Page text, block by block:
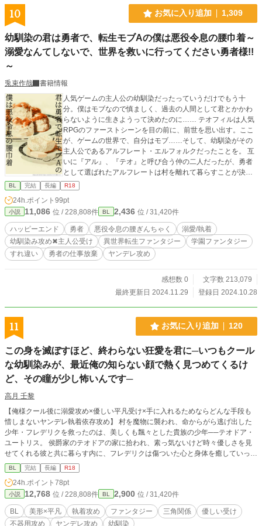
10 お気に入り追加 1,309
幼馴染の君は勇者で、転生モブAの僕は悪役令息の腰巾着～
溺愛なんてしないで、世界を救いに行ってください勇者様!!
～
兎束作哉
書籍情報
人気ゲームの主人公の幼馴染だったっていうだけでもう十
分。僕はモブなので慎ましく、過去の人間として君とかかわ
らないように生きようって決めたのに…… テオフィルは人気
RPGのファーストシーンを目の前に、前世を思い出す。ここ
が、ゲームの世界で、自分はモブ……そして、幼馴染がその
主人公であるアルフレート・エルフォルクだったことを。 互
いに『アル』、『テオ』と呼び合う仲の二人だったが、勇者
として選ばれたアルフレートは村を離れて暮らすことが決ま
る。ずっと一緒にいられると思っていたのに、そんな思いも
むなしくアルフレートに「迎えに行くから、待っていて」と
約束され別れを告げられたテオフィル。 その数年後、テオフ
ィルは魔法の才能があると発覚し伯爵家の養子になるが、弟
が生まれ自分の存在理由を見失ってしまう。そんな中、勇者
となり公爵家の養子になったアルフレートを夜会で見かけ
る。しかし、別世界の人間になってしまったアルフレートに
話しかけることはできずにいた。 そのまた数年が経ち、テオ
う旅に出てるんじゃなかったの!? 旅に出ているはずのアルフ
レートは、なぜか編入生として学園へ。しかも、ほとんど世
界の危機をどうにかした……というようなことを言う。 おか
しい。だって、アルフレートは、この学園に編入してくるは
の勇者は執着心バリバリの爽やかヤンデレになっていて―
―!? ※幼少期から、数年ほどを書いてから、学園生活に入り
ます（結構時間が、ポンポン飛びます） ※18歳で成人を迎え
る世界のお話です。一章終盤には、メインキャラは18歳を超
BL 完結 長編 R18
24h.ポイント 99pt
小説 11,086 位 / 228,808件 BL 2,436 位 / 31,420件
ハッピーエンド 勇者 悪役令息の腰ぎんちゃく
溺愛/執着
幼馴染み攻め✖︎主人公受け
異世界転生ファンタジー
学園ファンタジー
すれ違い
勇者の仕事放棄 ヤンデレ攻め
感想数 0
文字数 213,079
最終更新日 2024.11.29
登録日 2024.10.28
11 お気に入り追加 120
この身を滅ぼすほど、終わらない狂愛を君に─いつもクール
な幼馴染みが、最近俺の知らない顔で熱く見つめてくるけ
ど、その瞳が少し怖いんです─
高月 壬黎
【俺様クール後に溺愛攻め×優しい平凡受け×手に入れるためならどんな手段も
惜しまないヤンデレ執着依存攻め】 村を魔物に襲われ、命からがら逃げ出した
少年・フレデリクを救ったのは、美しくも飄々とした貴族の少年──テオドア・
ユートリス。 侯爵家のテオドアの家に拾われ、素っ気ないけど時々優しさを見
せてくれる彼と共に暮らす内に、フレデリクは傷ついた心と身体を癒していっ
た。 その十二年後。兄弟のように育った二人は、ギルドの依頼をこなす剣士と
して、穏やかな日々を過ごしていた。テオドアは相変わらずふてぶてしくて掴み
所のない男だったが、フレデリクは彼のことが大好きだった。 しかしそんな二
人の関係は、ある日を境に、突然歪み始めてしまう。 数日間の外出から戻った
テオドアは、以前とどこか様子が違っていた。 表情も、言葉遣いも、距離感さ
えも──まるで「別人」のように。 戸惑うフレデリクだったが、そんな彼を見つ
BL 完結 長編 R18
24h.ポイント 78pt
小説 12,768 位 / 228,808件 BL 2,900 位 / 31,420件
BL 美形×平凡 執着攻め ファンタジー 三角関係
優しい受け
不器用攻め
ヤンデレ攻め 幼馴染